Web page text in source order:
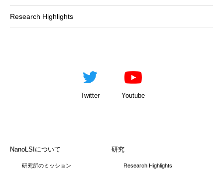
Research Highlights
Twitter Youtube
NanoLSIについて
研究所のミッション
研究
Research Highlights